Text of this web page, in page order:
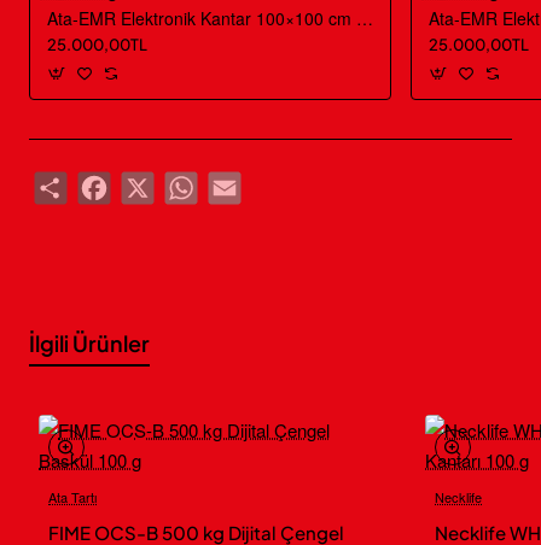
Özellikleri
Teknik Bilgiler
Marka Ata Tartı
Ürün Kodu ATA-EMR-100X120-300
Maksimum
Gerçek
Taksimat
100 g
Minimum Tartım
2 kg
Ata-EMR Elektronik Kantar 100×100 cm – 1000 kg
25.000,00TL 25.000,00TL
ShareFacebook
X WhatsAppEmail
İlgili Ürünler
Ata Tartı
FIME OCS-B 500 kg Dijital Çengel
Necklife
Necklife